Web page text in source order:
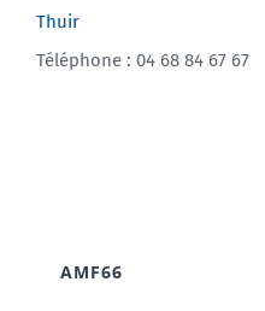
Thuir
Téléphone : 04 68 84 67 67
AMF66